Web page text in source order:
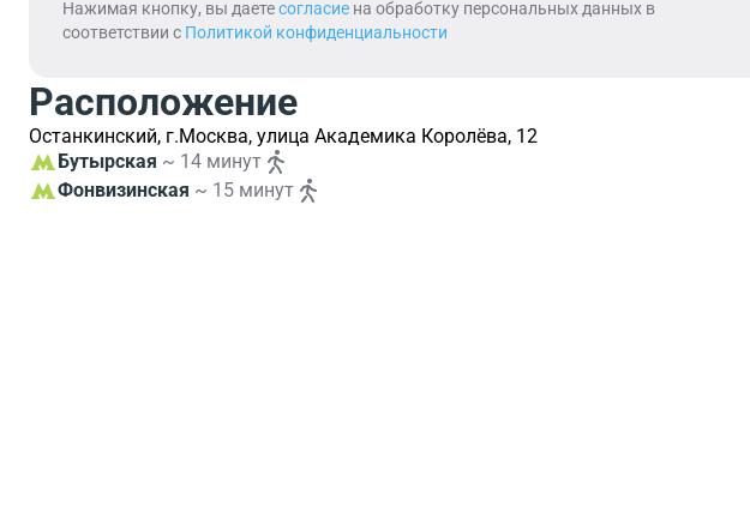
Нажимая кнопку, вы даетесогласие на обработку персональных данных в
соответствии с Политикой конфиденциальности
Расположение
Останкинский, г.Москва, улица Академика Королёва, 12
Бутырская ~ 14 минут
Фонвизинская ~ 15 минут